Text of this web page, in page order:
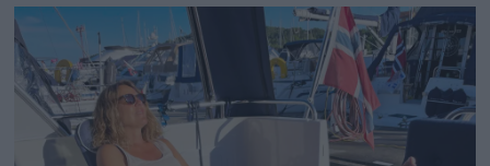
Video
Logg inn